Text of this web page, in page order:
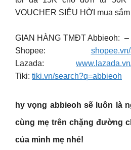
VOUCHER SIÊU HỜI mua
GIAN HÀNG TMĐT Abbieoh: –
Shopee:
Lazada:
Tiki: tiki.vn/search?q=abbieoh
hy vọng abbieoh sẽ luôn là
cùng mẹ trên chặng đường
của mình mẹ nhé!